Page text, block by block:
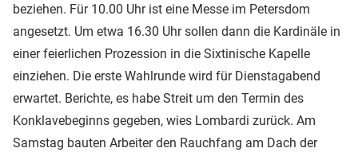
beziehen. Für 10.00 Uhr ist eine Messe im Petersdom
angesetzt. Um etwa 16.30 Uhr sollen dann die Kardinäle in
einer feierlichen Prozession in die Sixtinische Kapelle
einziehen. Die erste Wahlrunde wird für Dienstagabend
erwartet. Berichte, es habe Streit um den Termin des
Konklavebeginns gegeben, wies Lombardi zurück. Am
Samstag bauten Arbeiter den Rauchfang am Dach der